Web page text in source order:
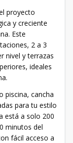
proyecto
y creciente
Este
2 a 3
nivel y terrazas
ideales
piscina, cancha
para tu estilo
está a solo 200
minutos del
fácil acceso a